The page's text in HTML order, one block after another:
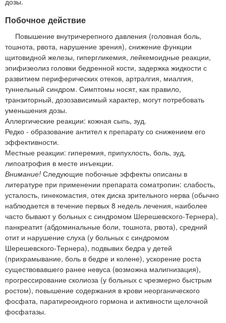
Побочное действие
Повышение внутричерепного давления (головная боль,
тошнота, рвота, нарушение зрения), снижение функции
щитовидной железы, гипергликемия, лейкемоидные реакции,
эпифизеолиз головки бедренной кости, задержка жидкости с
развитием периферических отеков, артралгия, миалгия,
туннельный синдром. Симптомы носят, как правило,
транзиторный, дозозависимый характер, могут потребовать
уменьшения дозы.
Аллергические реакции: кожная сыпь, зуд.
Редко - образование антител к препарату со снижением его
эффективности.
Местные реакции: гиперемия, припухлость, боль, зуд,
липоатрофия в месте инъекции.
Внимание! Следующие побочные эффекты описаны в
литературе при применении препарата соматропин: слабость,
усталость, гинекомастия, отек диска зрительного нерва (обычно
наблюдается в течение первых 8 недель лечения, наиболее
часто бывают у больных с синдромом Шерешевского-Тернера),
панкреатит (абдоминальные боли, тошнота, рвота), средний
отит и нарушение слуха (у больных с синдромом
Шерешевского-Тернера), подвывих бедра у детей
(прихрамывание, боль в бедре и колене), ускорение роста
существовавшего ранее невуса (возможна малигнизация),
прогрессирование сколиоза (у больных с чрезмерно быстрым
ростом), повышение содержания в крови неорганического
фосфата, паратиреоидного гормона и активности щелочной
фосфатазы.